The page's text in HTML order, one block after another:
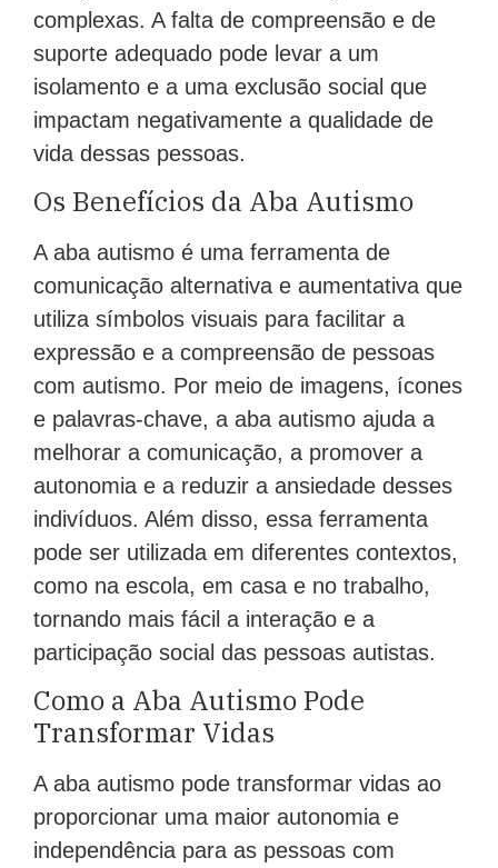
complexas. A falta de compreensão e de
suporte adequado pode levar a um
isolamento e a uma exclusão social que
impactam negativamente a qualidade de
vida dessas pessoas.
Os Benefícios da Aba Autismo
A aba autismo é uma ferramenta de
comunicação alternativa e aumentativa que
utiliza símbolos visuais para facilitar a
expressão e a compreensão de pessoas
com autismo. Por meio de imagens, ícones
e palavras-chave, a aba autismo ajuda a
melhorar a comunicação, a promover a
autonomia e a reduzir a ansiedade desses
indivíduos. Além disso, essa ferramenta
pode ser utilizada em diferentes contextos,
como na escola, em casa e no trabalho,
tornando mais fácil a interação e a
participação social das pessoas autistas.
Como a Aba Autismo Pode
Transformar Vidas
A aba autismo pode transformar vidas ao
proporcionar uma maior autonomia e
independência para as pessoas com